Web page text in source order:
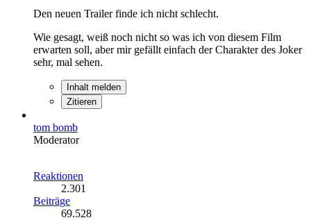
Den neuen Trailer finde ich nicht schlecht.
Wie gesagt, weiß noch nicht so was ich von diesem Film
erwarten soll, aber mir gefällt einfach der Charakter des Joker
sehr, mal sehen.
Inhalt melden
Zitieren
tom bomb
Moderator
Reaktionen
2.301
Beiträge
69.528